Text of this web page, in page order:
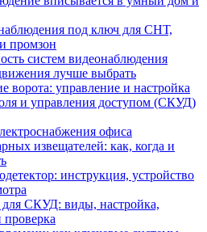
под ключ для СНТ,
промзон
систем видеонаблюдения
лучше выбрать
ворота: управление и настройка
и управления доступом (СКУД)
офиса
извещателей: как, когда и
инструкция, устройство
для СКУД: виды, настройка,